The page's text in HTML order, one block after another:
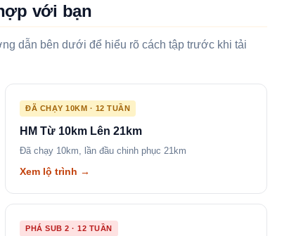
với bạn
dẫn bên dưới để hiểu rõ cách tập trước khi tải
ĐÃ CHẠY 10KM · 12 TUẦN
HM Từ 10km Lên 21km
Đã chạy 10km, lần đầu chinh phục 21km
Xem lộ trình →
PHÁ SUB 2 · 12 TUẦN